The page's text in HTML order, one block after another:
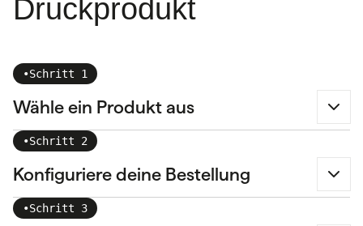
Druckprodukt
•Schritt 1
Wähle ein Produkt aus
•Schritt 2
Konfiguriere deine Bestellung
•Schritt 3